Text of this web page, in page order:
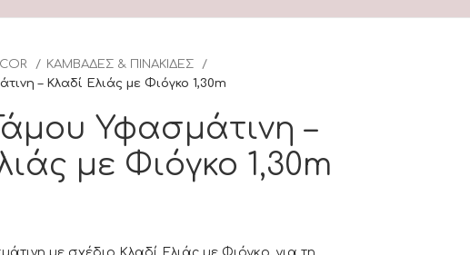
ΚΑΜΒΑΔΕΣ & ΠΙΝΑΚΙΔΕΣ
– Κλαδί Ελιάς με Φιόγκο 1,30m
Υφασμάτινη –
με Φιόγκο 1,30m